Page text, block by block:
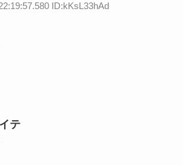
ID:kKsL33hAd
テ